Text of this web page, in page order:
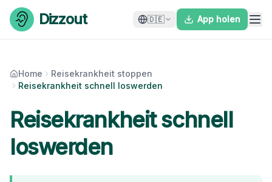
Skip to content
Dizzout 🇩🇪 App holen
Home
Reisekrankheit stoppen
Reisekrankheit schnell loswerden
Reisekrankheit schnell
loswerden